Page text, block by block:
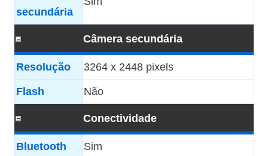
secundária
Câmera secundária
Resolução 3264 x 2448 pixels
Flash Não
Conectividade
Bluetooth Sim